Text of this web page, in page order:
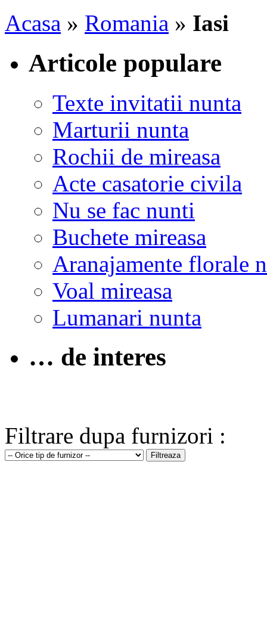
Acasa » Romania » Iasi
Articole populare
Texte invitatii nunta
Marturii nunta
Rochii de mireasa
Acte casatorie civila
Nu se fac nunti
Buchete mireasa
Aranajamente florale
Voal mireasa
Lumanari nunta
… de interes
Filtrare dupa furnizori :